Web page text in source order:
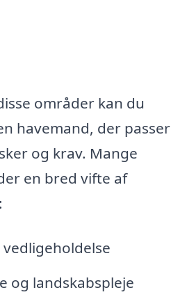
områder kan du
havemand, der passer
og krav. Mange
en bred vifte af
og landskabspleje